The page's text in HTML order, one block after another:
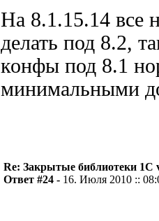
На 8.1.15.14 все
делать под 8.2,
конфы под 8.1
минимальными
Re: Закрытые библиотеки 1С
Ответ #24 - 16. Июля 2010 ::